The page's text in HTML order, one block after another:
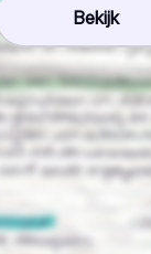
Bekijk